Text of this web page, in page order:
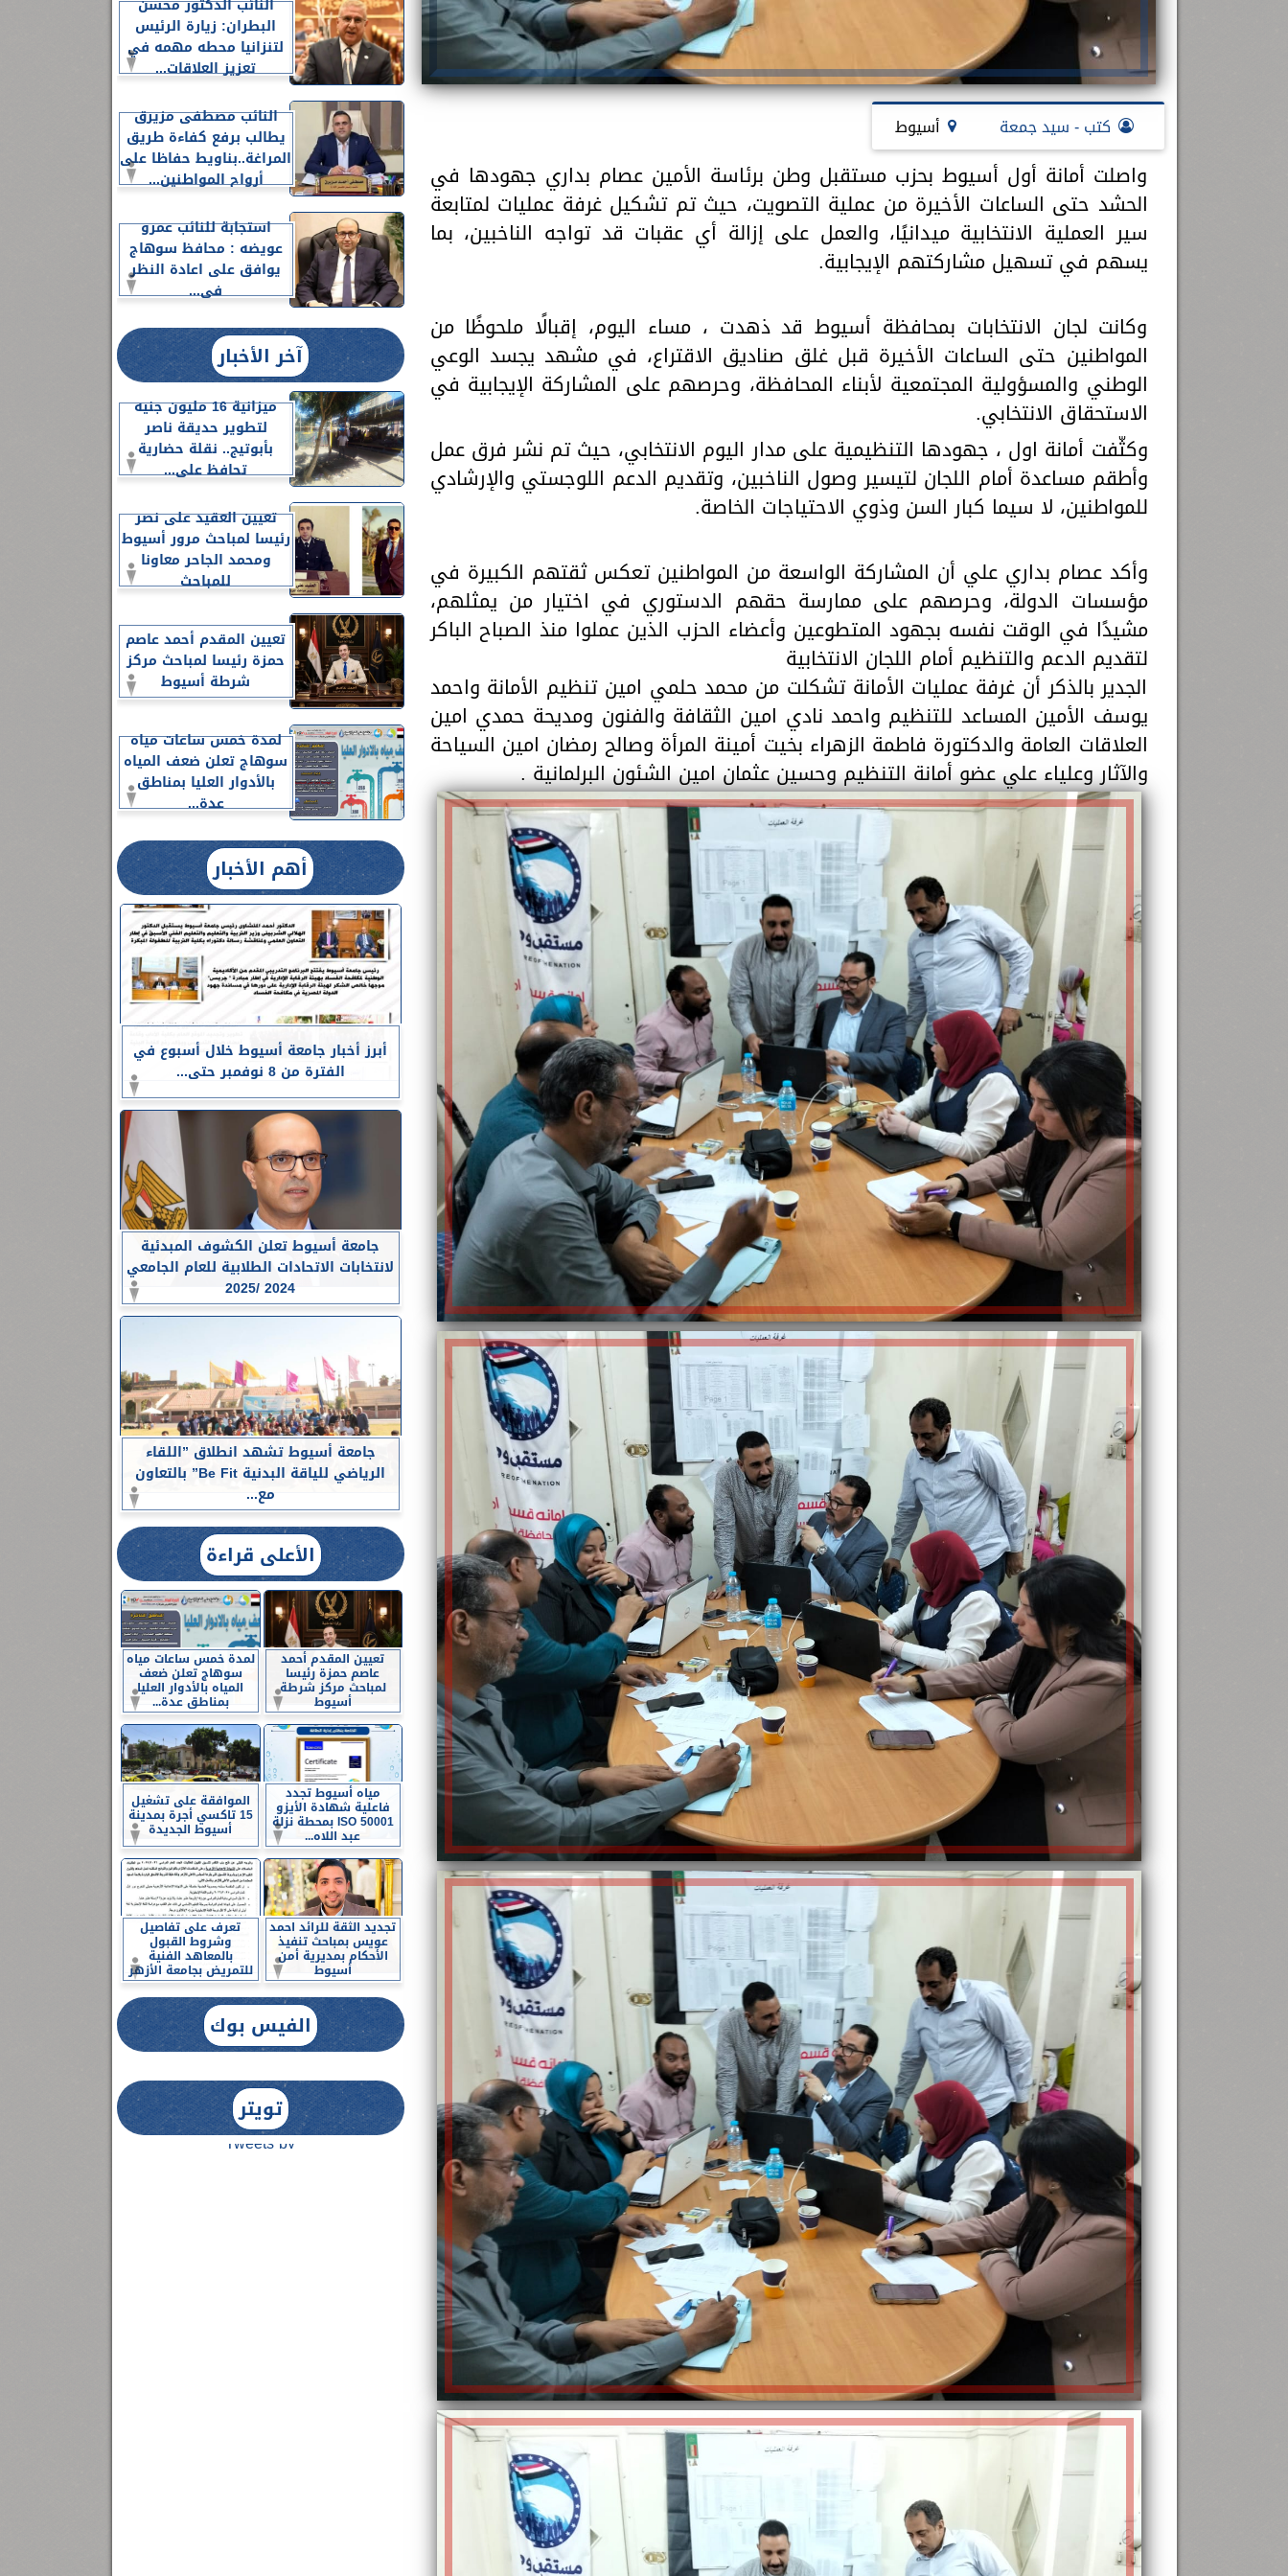
كتب - سيد جمعة أسيوط
واصلت أمانة أول أسيوط بحزب مستقبل وطن برئاسة الأمين عصام بداري جهودها في
الحشد حتى الساعات الأخيرة من عملية التصويت، حيث تم تشكيل غرفة عمليات لمتابعة
سير العملية الانتخابية ميدانيًا، والعمل على إزالة أي عقبات قد تواجه الناخبين، بما
يسهم في تسهيل مشاركتهم الإيجابية.
وكانت لجان الانتخابات بمحافظة أسيوط قد ذهدت ، مساء اليوم، إقبالًا ملحوظًا من
المواطنين حتى الساعات الأخيرة قبل غلق صناديق الاقتراع، في مشهد يجسد الوعي
الوطني والمسؤولية المجتمعية لأبناء المحافظة، وحرصهم على المشاركة الإيجابية في
الاستحقاق الانتخابي.
وكثّفت أمانة اول ، جهودها التنظيمية على مدار اليوم الانتخابي، حيث تم نشر فرق عمل
وأطقم مساعدة أمام اللجان لتيسير وصول الناخبين، وتقديم الدعم اللوجستي والإرشادي
للمواطنين، لا سيما كبار السن وذوي الاحتياجات الخاصة.
وأكد عصام بداري علي أن المشاركة الواسعة من المواطنين تعكس ثقتهم الكبيرة في
مؤسسات الدولة، وحرصهم على ممارسة حقهم الدستوري في اختيار من يمثلهم،
مشيدًا في الوقت نفسه بجهود المتطوعين وأعضاء الحزب الذين عملوا منذ الصباح الباكر
لتقديم الدعم والتنظيم أمام اللجان الانتخابية
الجدير بالذكر أن غرفة عمليات الأمانة تشكلت من محمد حلمي امين تنظيم الأمانة واحمد
يوسف الأمين المساعد للتنظيم واحمد نادي امين الثقافة والفنون ومديحة حمدي امين
العلاقات العامة والدكتورة فاطمة الزهراء بخيت أمينة المرأة وصالح رمضان امين السياحة
والآثار وعلياء علي عضو أمانة التنظيم وحسين عثمان امين الشئون البرلمانية .
النائب الدكتور محسن
البطران: زيارة الرئيس
لتنزانيا محطه مهمه في
تعزيز العلاقات...
النائب مصطفى مزيرق
يطالب برفع كفاءة طريق
المراغة..بناويط حفاظا على
أرواح المواطنين...
استجابة للنائب عمرو
عويضه : محافظ سوهاج
يوافق على اعادة النظر
فى...
آخر الأخبار
ميزانية 16 مليون جنيه
لتطوير حديقة ناصر
بأبوتيج.. نقلة حضارية
تحافظ على...
تعيين العقيد على نصر
رئيسا لمباحث مرور أسيوط
ومحمد الجاحر معاونا
للمباحث
تعيين المقدم أحمد عاصم
حمزة رئيسا لمباحث مركز
شرطة أسيوط
لمدة خمس ساعات مياه
سوهاج تعلن ضعف المياه
بالأدوار العليا بمناطق
عدة...
أهم الأخبار
أبرز أخبار جامعة أسيوط خلال أسبوع في
الفترة من 8 نوفمبر حتى...
جامعة أسيوط تعلن الكشوف المبدئية
لانتخابات الاتحادات الطلابية للعام الجامعي
2024 /2025
جامعة أسيوط تشهد انطلاق ”اللقاء
الرياضي للياقة البدنية Be Fit” بالتعاون
مع...
الأعلى قراءة
تعيين المقدم أحمد
عاصم حمزة رئيسا
لمباحث مركز شرطة
أسيوط
لمدة خمس ساعات مياه
سوهاج تعلن ضعف
المياه بالأدوار العليا
بمناطق عدة...
مياه أسيوط تجدد
فاعلية شهادة الأيزو
ISO 50001 بمحطة نزلة
عبد اللاه...
الموافقة على تشغيل
15 تاكسي أجرة بمدينة
أسيوط الجديدة
تجديد الثقة للرائد احمد
عويس بمباحث تنفيذ
الأحكام بمديرية أمن
أسيوط
تعرف على تفاصيل
وشروط القبول
بالمعاهد الفنية
للتمريض بجامعة الأزهر
الفيس بوك
تويتر
Tweets by